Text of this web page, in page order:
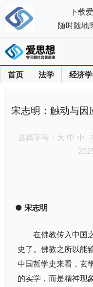
首页 法学 经济学
宋志明：触动与因
选择字号： 大 中 小
● 宋志明
在佛教传入中国
史了。佛教之所以能
中国哲学史来看，玄
的实学，而是精神现
下载
随时随地